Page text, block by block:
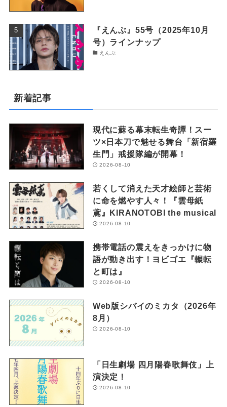
『えんぶ』55号（2025年10月
号）ラインナップ
えんぶ
新着記事
現代に蘇る幕末転生奇譚！スー
ツ×日本刀で魅せる舞台「新宿羅
生門」戒援隊編が開幕！
2026-08-10
若くして消えた天才絵師と芸術
に命を燃やす人々！『雲母紙
鳶』KIRANOTOBI the musical
2026-08-10
携帯電話の震えをきっかけに物
語が動き出す！ヨビゴエ『輾転
と町は』
2026-08-10
Web版シバイのミカタ（2026年
8月）
2026-08-10
「日生劇場 四月陽春歌舞伎」上
演決定！
2026-08-10